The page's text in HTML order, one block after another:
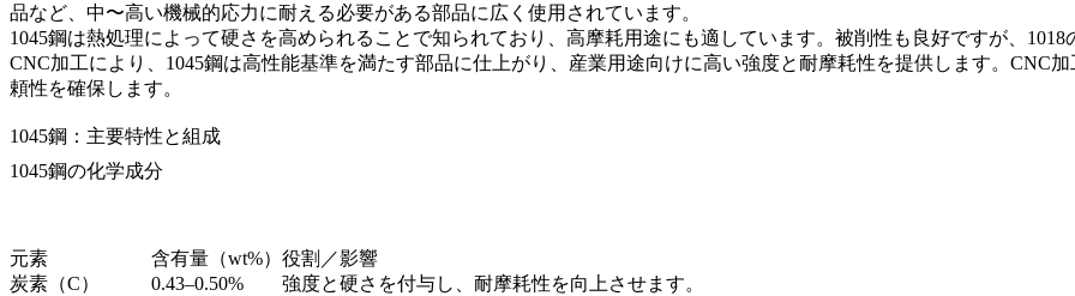
品など、中〜高い機械的応力に耐える必要がある部品に広く使用されています。
1045鋼は熱処理によって硬さを高められることで知られており、高摩耗用途にも適しています。被削性も良好ですが、
CNC加工により、1045鋼は高性能基準を満たす部品に仕上がり、産業用途向けに高い強度と耐摩耗性を提供します。 CNC加
頼性を確保します。
1045鋼：主要特性と組成
1045鋼の化学成分
元素 含有量（wt%） 役割／影響
炭素（C）
0.43–0.50%
強度と硬さを付与し、耐摩耗性を向上させます。